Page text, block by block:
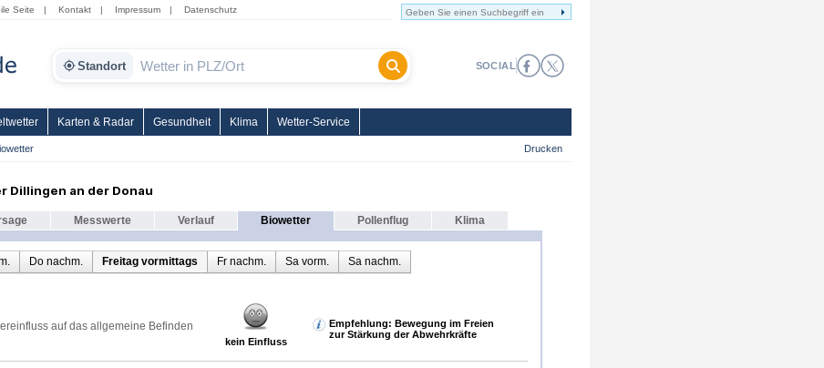
Seite | Kontakt | Impressum | Datenschutz
Standort SOCIAL
Karten & Radar Gesundheit Klima Wetter-Service
Drucken
Dillingen an der Donau
Messwerte Verlauf Biowetter Pollenflug Klima
Do nachm. Freitag vormittags Fr nachm. Sa vorm. Sa nachm.
auf das allgemeine Befinden
kein Einfluss
Empfehlung: Bewegung im Freien
zur Stärkung der Abwehrkräfte